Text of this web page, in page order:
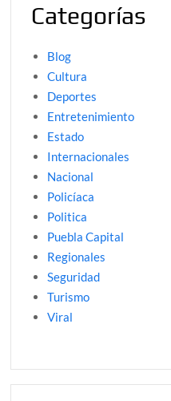
Categorías
Blog
Cultura
Deportes
Entretenimiento
Estado
Internacionales
Nacional
Policíaca
Politica
Puebla Capital
Regionales
Seguridad
Turismo
Viral